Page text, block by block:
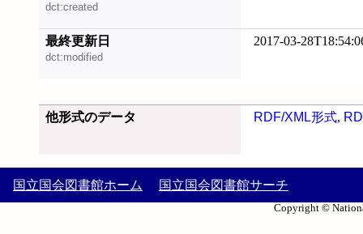
dct:created
最終更新日
dct:modified
2017-03-
他形式のデータ RDF/XML形式,
国立国会図書館ホーム 国立国会図書館サーチ
Copyright ©